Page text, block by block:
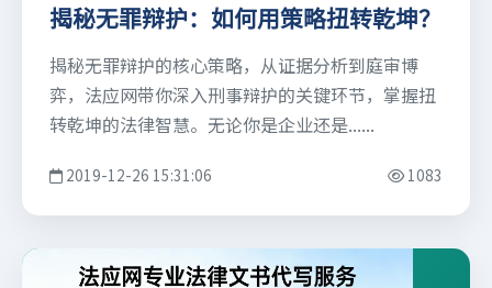
揭秘无罪辩护：如何用策略扭转乾坤？
揭秘无罪辩护的核心策略，从证据分析到庭审博
弈，法应网带你深入刑事辩护的关键环节，掌握扭
转乾坤的法律智慧。无论你是企业还是......
2019-12-26 15:31:06 1083